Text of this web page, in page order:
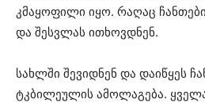
კმაყოფილი იყო. რაღაც
და შესვლას ითხოვდნენ.
სახლში შევიდნენ და დაიწყეს
ტკბილეულის ამოლაგება.